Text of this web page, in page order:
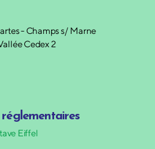
- Champs s/ Marne
Cedex 2
Eiffel